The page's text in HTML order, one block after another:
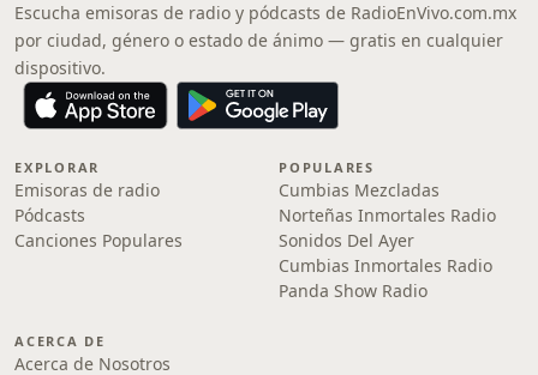
Escucha emisoras de radio y pódcasts de RadioEnVivo.com.mx
por ciudad, género o estado de ánimo — gratis en cualquier
dispositivo.
EXPLORAR
Emisoras de radio
Pódcasts
Canciones Populares
POPULARES
Cumbias Mezcladas
Norteñas Inmortales Radio
Sonidos Del Ayer
Cumbias Inmortales Radio
Panda Show Radio
ACERCA DE
Acerca de Nosotros